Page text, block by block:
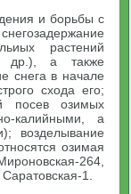
и борьбы с
растений
и др.), а также
снега в начале
схода его;
посев озимых
калийными, а
возделывание
озимая
264,
1.